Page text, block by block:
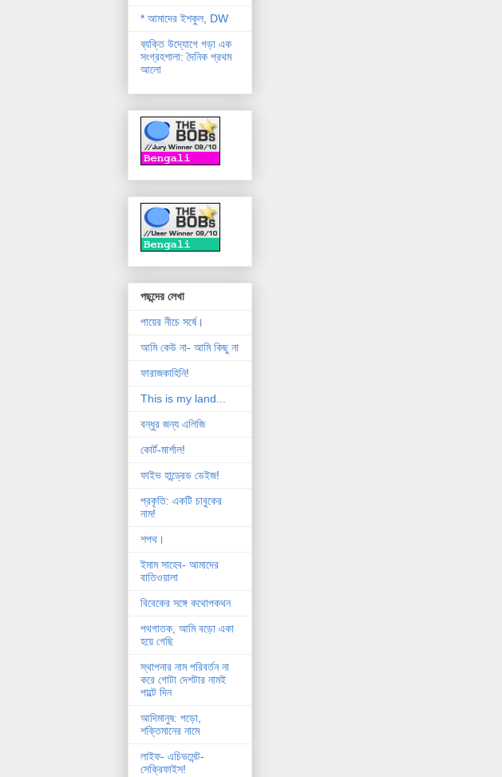
* আমাদের ইশকুল, DW
ব্যক্তি উদ্যোগে গড়া এক
সংগ্রহশালা: দৈনিক প্রথম
আলো
পছন্দের লেখা
পায়ের নীচে সর্ষে।
আমি কেউ না- আমি কিছু না
ফারাজকাহিনি!
This is my land...
বন্ধুর জন্য এলিজি
কোর্ট-মার্শাল!
ফাইভ হান্ড্রেড ডেইজ!
প্রকৃতি: একটি চাবুকের
নাম!
শপথ।
ইমাম সাহেব- আমাদের
বাতিওয়ালা
বিবেকের সঙ্গে কথোপকথন
পথগাতক, আমি বড়ো একা
হয়ে গেছি
স্থাপনার নাম পরিবর্তন না
করে গোটা দেশটার নামই
পাল্টে দিন
আদিমানুষ: পড়ো,
শক্তিমানের নামে
লাইফ- এচিভমেন্ট-
সেক্রিফাইস!